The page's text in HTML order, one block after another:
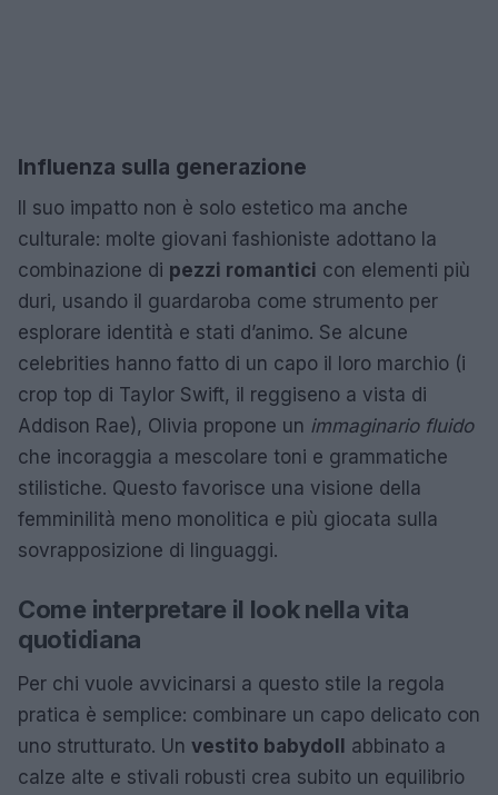
Influenza sulla generazione
Il suo impatto non è solo estetico ma anche
culturale: molte giovani fashioniste adottano la
combinazione di pezzi romantici con elementi più
duri, usando il guardaroba come strumento per
esplorare identità e stati d’animo. Se alcune
celebrities hanno fatto di un capo il loro marchio (i
crop top di Taylor Swift, il reggiseno a vista di
Addison Rae), Olivia propone un immaginario fluido
che incoraggia a mescolare toni e grammatiche
stilistiche. Questo favorisce una visione della
femminilità meno monolitica e più giocata sulla
sovrapposizione di linguaggi.
Come interpretare il look nella vita
quotidiana
Per chi vuole avvicinarsi a questo stile la regola
pratica è semplice: combinare un capo delicato con
uno strutturato. Un vestito babydoll abbinato a
calze alte e stivali robusti crea subito un equilibrio